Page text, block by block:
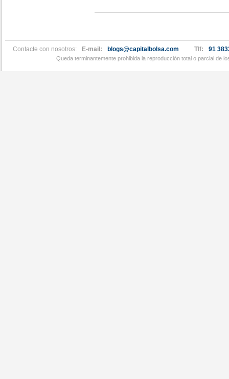
Contacte con nosotros: E-mail: blogs@capitalbolsa.com Tlf: 91
Queda terminantemente prohibida la reproducción total o parcial de